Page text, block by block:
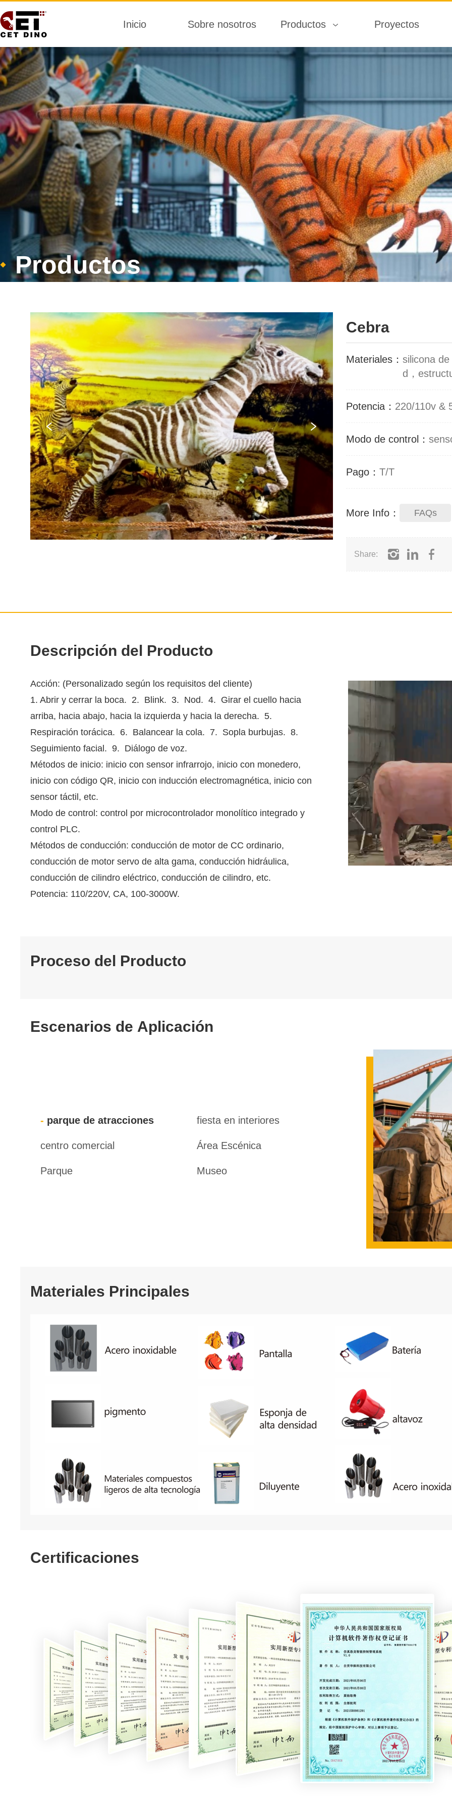
Inicio Sobre nosotros Productos Proyectos
Productos
Cebra
Materiales： silicona
d，
Potencia： 220/110v &
Modo de control：
Pago： T/T
More Info： FAQs
Share:
Descripción del Producto
Acción: (Personalizado según los requisitos del cliente)
1. Abrir y cerrar la boca. 2. Blink. 3. Nod. 4. Girar el cuello hacia
arriba, hacia abajo, hacia la izquierda y hacia la derecha. 5.
Respiración torácica. 6. Balancear la cola. 7. Sopla burbujas. 8.
Seguimiento facial. 9. Diálogo de voz.
Métodos de inicio: inicio con sensor infrarrojo, inicio con monedero,
inicio con código QR, inicio con inducción electromagnética, inicio con
sensor táctil, etc.
Modo de control: control por microcontrolador monolítico integrado y
control PLC.
Métodos de conducción: conducción de motor de CC ordinario,
conducción de motor servo de alta gama, conducción hidráulica,
conducción de cilindro eléctrico, conducción de cilindro, etc.
Potencia: 110/220V, CA, 100-3000W.
Proceso del Producto
Escenarios de Aplicación
parque de atracciones fiesta en interiores
centro comercial Área Escénica
Parque Museo
Materiales Principales
Certificaciones